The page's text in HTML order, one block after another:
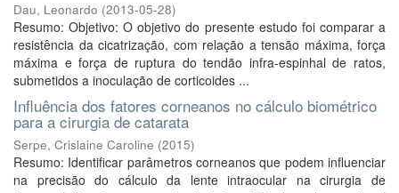
Dau, Leonardo (2013-05-28)
Resumo: Objetivo: O objetivo do presente estudo foi comparar a
resistência da cicatrização, com relação a tensão máxima, força
máxima e força de ruptura do tendão infra-espinhal de ratos,
submetidos a inoculação de corticoides ...
Influência dos fatores corneanos no cálculo biométrico
para a cirurgia de catarata
Serpe, Crislaine Caroline (2015)
Resumo: Identificar parâmetros corneanos que podem influenciar
na precisão do cálculo da lente intraocular na cirurgia de